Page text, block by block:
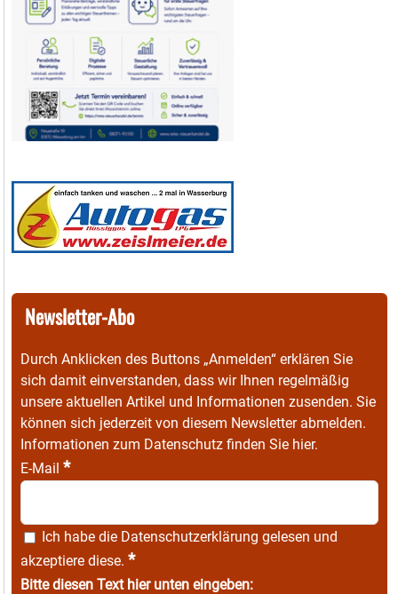
Newsletter-Abo
Durch Anklicken des Buttons „Anmelden“ erklären Sie
sich damit einverstanden, dass wir Ihnen regelmäßig
unsere aktuellen Artikel und Informationen zusenden. Sie
können sich jederzeit von diesem Newsletter abmelden.
Informationen zum Datenschutz finden Sie hier.
E-Mail *
Ich habe die Datenschutzerklärung gelesen und
akzeptiere diese. *
Bitte diesen Text hier unten eingeben: